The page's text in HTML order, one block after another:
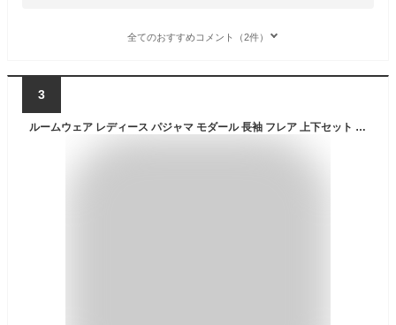
全てのおすすめコメント（2件）
3
ルームウェア レディース パジャマ モダール 長袖 フレア 上下セット セットアップ 春 夏 秋 冬 腹巻き 部屋着 新生活 柔らかい 大きいサイズ 肌にやさしい 快適 ゆったり ゆるめ ストレスフリー 口コミ 休養 リラックス 冬タイプ